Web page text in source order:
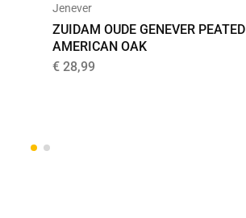
Jenever
ZUIDAM OUDE GENEVER PEATED
AMERICAN OAK
€ 28,99